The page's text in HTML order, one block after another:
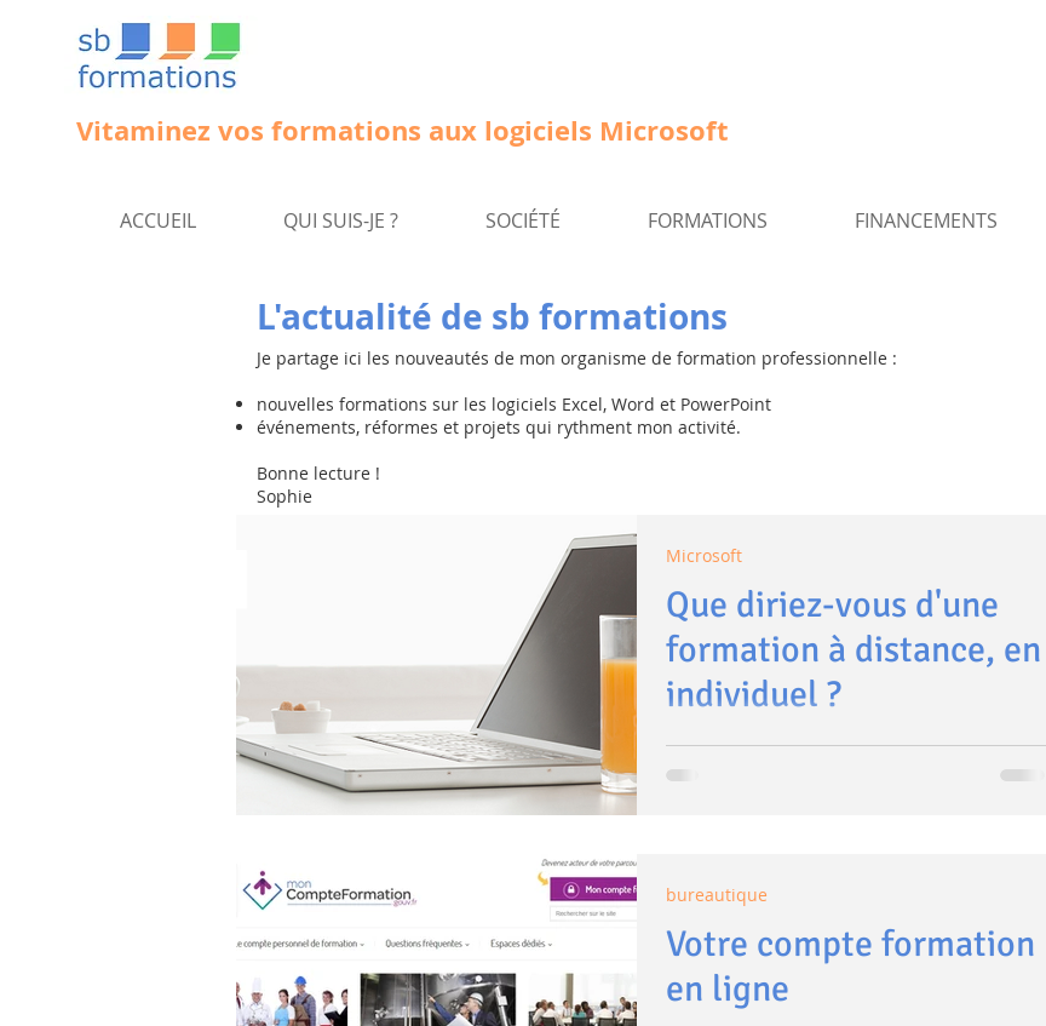
Vitaminez vos formations aux logiciels Microsoft
ACCUEIL QUI SUIS-JE ? SOCIÉTÉ FORMATIONS FINANCEMENTS
L'actualité de sb formations
Je partage ici les nouveautés de mon organisme de formation professionnelle :
nouvelles formations sur les logiciels Excel, Word et PowerPoint
événements, réformes et projets qui rythment mon activité.
Bonne lecture !
Sophie
Que diriez-vous d'une
formation à distance, en
individuel ?
En cette période de confinement, les
formations en présentiel laissent place aux
Microsoft
Votre compte formation
en ligne
bureautique